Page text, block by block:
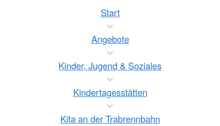
Start
Angebote
Kinder, Jugend & Soziales
Kindertagesstätten
Kita an der Trabrennbahn